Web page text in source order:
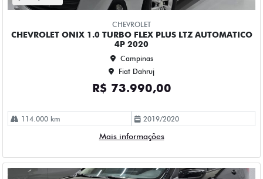
Campinas
Fiat Dahruj
R$ 73.990,00
2022/2023
Mais informações